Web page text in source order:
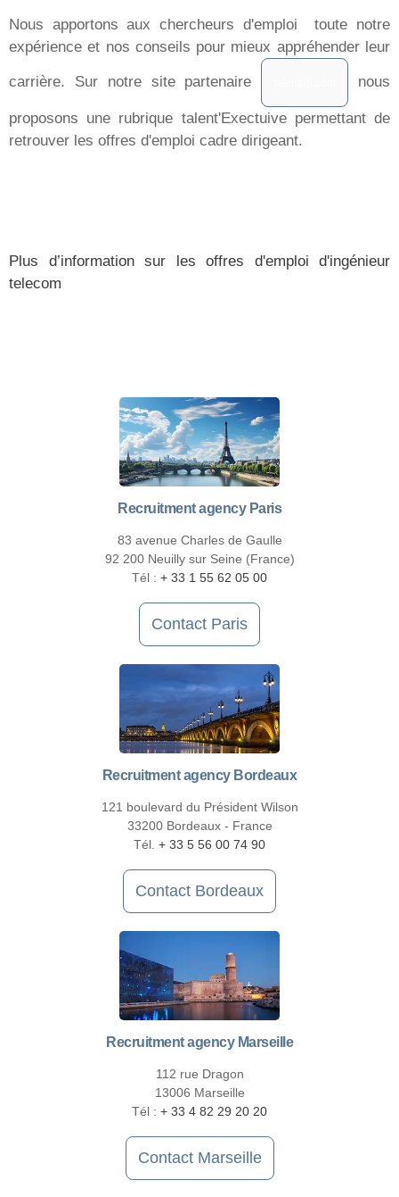
Nous apportons aux chercheurs d'emploi toute notre
expérience et nos conseils pour mieux appréhender leur
carrière. Sur notre site partenaire
nous
proposons une rubrique talent'Exectuive permettant de
retrouver les offres d'emploi cadre dirigeant.
Plus d’information sur les offres d'emploi d'ingénieur
telecom
Recruitment agency Paris
83 avenue Charles de Gaulle
92 200 Neuilly sur Seine (France)
Tél : + 33 1 55 62 05 00
Contact Paris
Recruitment agency Bordeaux
121 boulevard du Président Wilson
33200 Bordeaux - France
Tél. + 33 5 56 00 74 90
Contact Bordeaux
Recruitment agency Marseille
112 rue Dragon
13006 Marseille
Tél : + 33 4 82 29 20 20
Contact Marseille